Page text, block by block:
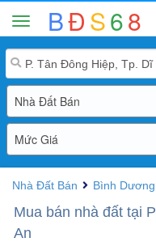
BĐS68
Nhà Đất Bán
Mức Giá
Nhà Đất Bán Bình Dương
Mua bán nhà đất tại
An